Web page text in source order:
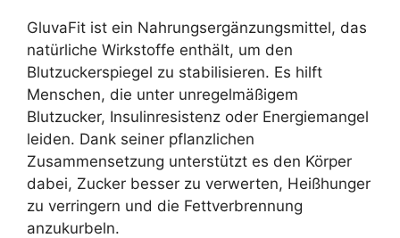
GluvaFit ist ein Nahrungsergänzungsmittel, das
natürliche Wirkstoffe enthält, um den
Blutzuckerspiegel zu stabilisieren. Es hilft
Menschen, die unter unregelmäßigem
Blutzucker, Insulinresistenz oder Energiemangel
leiden. Dank seiner pflanzlichen
Zusammensetzung unterstützt es den Körper
dabei, Zucker besser zu verwerten, Heißhunger
zu verringern und die Fettverbrennung
anzukurbeln.